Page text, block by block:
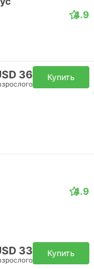
4.9
36 Купить
4.9
33 Купить